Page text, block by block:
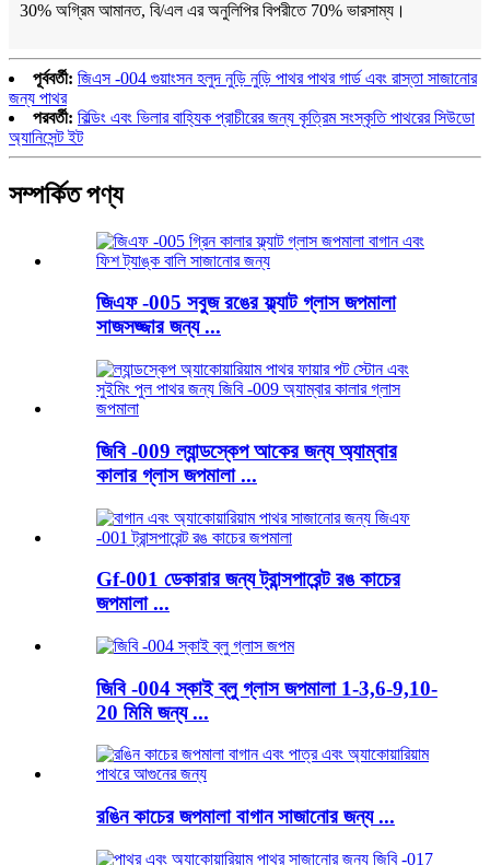
30% অগ্রিম আমানত, বি/এল এর অনুলিপির বিপরীতে 70% ভারসাম্য।
পূর্ববর্তী: জিএস -004 গুয়াংসন হলুদ নুড়ি নুড়ি পাথর পাথর গার্ড এবং রাস্তা সাজানোর
জন্য পাথর
পরবর্তী: বিল্ডিং এবং ভিলার বাহ্যিক প্রাচীরের জন্য কৃত্রিম সংস্কৃতি পাথরের সিউডো
অ্যানিসেন্ট ইট
সম্পর্কিত পণ্য
জিএফ -005 সবুজ রঙের ফ্ল্যাট গ্লাস জপমালা
সাজসজ্জার জন্য ...
জিবি -009 ল্যান্ডস্কেপ আকের জন্য অ্যাম্বার
কালার গ্লাস জপমালা ...
Gf-001 ডেকারার জন্য ট্রান্সপারেন্ট রঙ কাচের
জপমালা ...
জিবি -004 স্কাই ব্লু গ্লাস জপমালা 1-3,6-9,10-
20 মিমি জন্য ...
রঙিন কাচের জপমালা বাগান সাজানোর জন্য ...